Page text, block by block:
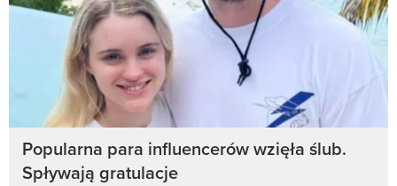
Popularna para influencerów wzięła ślub.
Spływają gratulacje